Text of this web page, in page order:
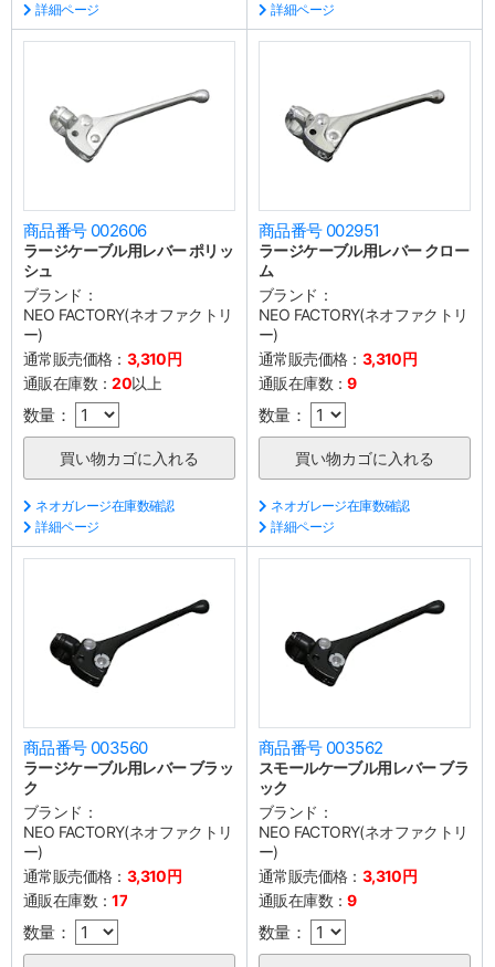
詳細ページ
詳細ページ
商品番号 002606
ラージケーブル用レバー ポリッ
シュ
ブランド：
NEO FACTORY(ネオファクトリ
ー)
通常販売価格： 3,310円
通販在庫数：20以上
数量：
ネオガレージ在庫数確認
詳細ページ
商品番号 002951
ラージケーブル用レバー クロー
ム
ブランド：
NEO FACTORY(ネオファクトリ
ー)
通常販売価格： 3,310円
通販在庫数：9
数量：
ネオガレージ在庫数確認
詳細ページ
商品番号 003560
ラージケーブル用レバー ブラッ
ク
ブランド：
NEO FACTORY(ネオファクトリ
ー)
通常販売価格： 3,310円
通販在庫数：17
数量：
商品番号 003562
スモールケーブル用レバー ブラ
ック
ブランド：
NEO FACTORY(ネオファクトリ
ー)
通常販売価格： 3,310円
通販在庫数：9
数量：